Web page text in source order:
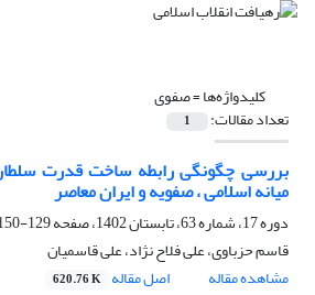
کلیدواژه‌ها =صفوی
تعداد مقالات: 1
بررسی چگونگی رابطه ساخت قدرت
میانه اسلامی ، صفویه و ایران معاصر
دوره 17، شماره 63، تابستان 1402، صفحه
129-150
قاسم حزباوی، علی فلاح نژاد، علی قاسمیان
مشاهده مقاله
اصل مقاله 620.76 K